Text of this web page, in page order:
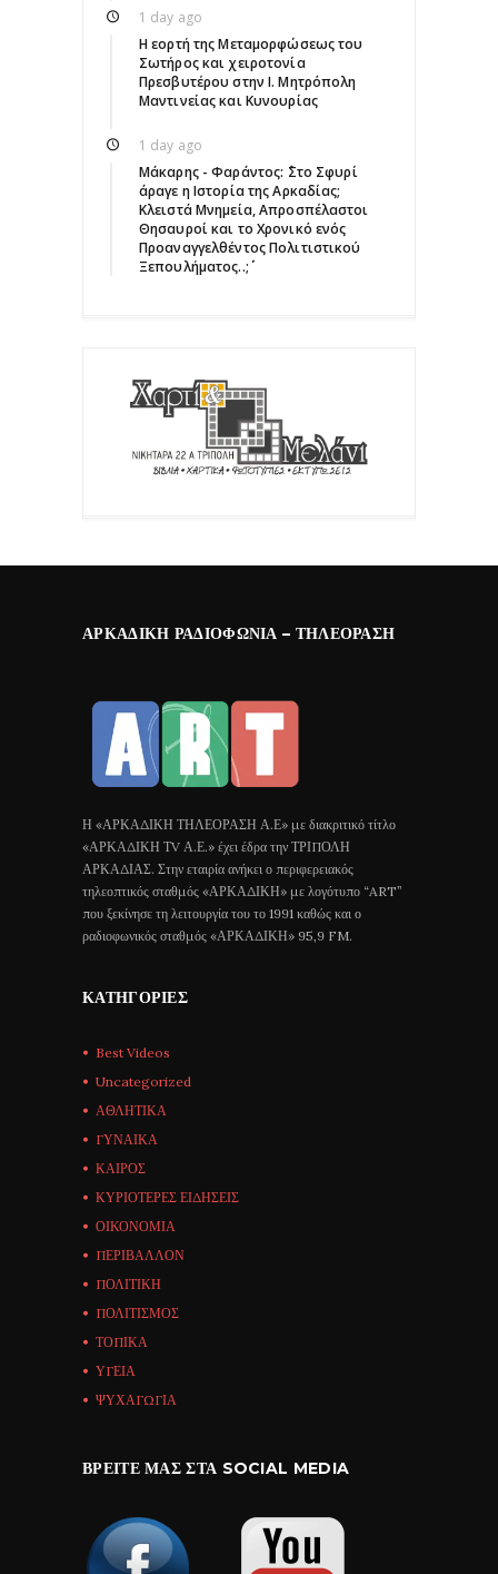
1 day ago
Η εορτή της Μεταμορφώσεως του
Σωτήρος και χειροτονία
Πρεσβυτέρου στην Ι. Μητρόπολη
Μαντινείας και Κυνουρίας
1 day ago
Μάκαρης - Φαράντος: ΄΄Στο Σφυρί
άραγε η Ιστορία της Αρκαδίας;
Κλειστά Μνημεία, Απροσπέλαστοι
Θησαυροί και το Χρονικό ενός
Προαναγγελθέντος Πολιτιστικού
Ξεπουλήματος..;΄΄
ΑΡΚΑΔΙΚΉ ΡΑΔΙΟΦΩΝΊΑ – ΤΗΛΕΌΡΑΣΗ
Η «ΑΡΚΑΔΙΚΗ ΤΗΛΕΟΡΑΣΗ Α.Ε» με διακριτικό τίτλο
«ΑΡΚΑΔΙΚΗ ΤV Α.Ε.» έχει έδρα την ΤΡΙΠΟΛΗ
ΑΡΚΑΔΙΑΣ. Στην εταιρία ανήκει ο περιφερειακός
τηλεοπτικός σταθμός «ΑΡΚΑΔΙΚΗ» με λογότυπο “ART”
που ξεκίνησε τη λειτουργία του το 1991 καθώς και ο
ραδιοφωνικός σταθμός «ΑΡΚΑΔΙΚΗ» 95,9 FM.
ΚΑΤΗΓΟΡΊΕΣ
Best Videos
Uncategorized
ΑΘΛΗΤΙΚΑ
ΓΥΝΑΙΚΑ
ΚΑΙΡΟΣ
ΚΥΡΙΟΤΕΡΕΣ ΕΙΔΗΣΕΙΣ
ΟΙΚΟΝΟΜΙΑ
ΠΕΡΙΒΑΛΛΟΝ
ΠΟΛΙΤΙΚΗ
ΠΟΛΙΤΙΣΜΟΣ
ΤΟΠΙΚΑ
ΥΓΕΙΑ
ΨΥΧΑΓΩΓΙΑ
ΒΡΕΊΤΕ ΜΑΣ ΣΤΑ SOCIAL MEDIA